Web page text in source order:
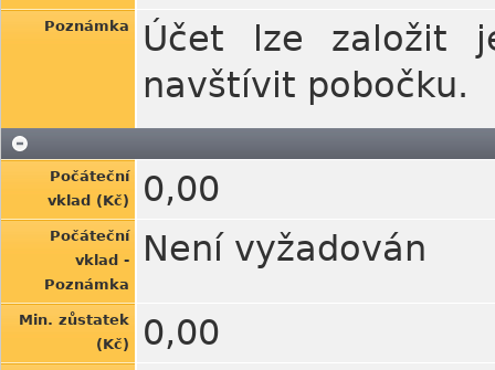
Poznámka
Účet lze založit
navštívit pobočku.
Počáteční
vklad (Kč)
0,00
Počáteční
vklad -
Poznámka
Není vyžadován
Min. zůstatek
(Kč)
0,00